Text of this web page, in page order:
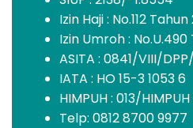
Izin Haji : No.112 Tahun
Izin Umroh :
ASITA : 0841/VIII/
IATA : HO 15-3 1053 6
HIMPUH : 013/
Telp: 0812 8700 9977